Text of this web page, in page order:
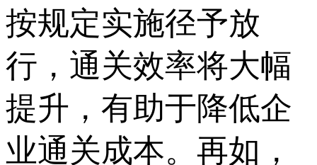
按规定实施径予放
行，通关效率将大幅
提升，有助于降低企
业通关成本。再如，